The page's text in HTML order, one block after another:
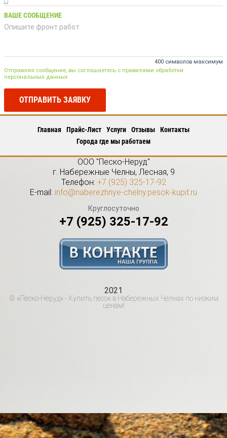
ВАШЕ СООБЩЕНИЕ
400 символов максимум
Отправляя сообщение, вы соглашаетесь с правилами обработки
персональных данных
ОТПРАВИТЬ ЗАЯВКУ
Главная Прайс-Лист Услуги Отзывы
Контакты
Города где мы работаем
ООО "Песко-Неруд"
г. Набережные Челны, Лесная, 9
Телефон: +7 (925) 325-17-92
E-mail: info@naberezhnye-chelny.pesok-kupit.ru
Круглосуточно
+7 (925) 325-17-92
2021
© «Песко-Неруд» - Купить песок в Набережных Челнах по низким
ценам!